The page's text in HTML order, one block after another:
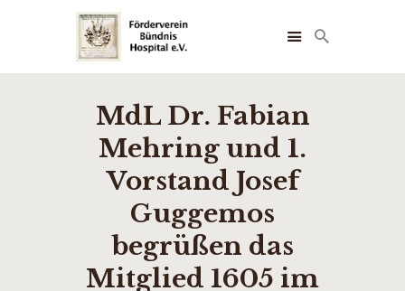
MdL Dr. Fabian
Mehring und 1.
Vorstand Josef
Guggemos
begrüßen das
Mitglied 1605 im
STARTSEITE
ÜBER UNS
NEUIGKEITEN
FÖRDERER
TERMINE
KONTAKT